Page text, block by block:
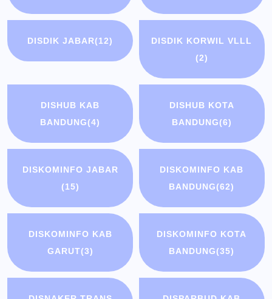
DISDIK JABAR(12)
DISDIK KORWIL VLLL
(2)
DISHUB KAB
BANDUNG(4)
DISHUB KOTA
BANDUNG(6)
DISKOMINFO JABAR
(15)
DISKOMINFO KAB
BANDUNG(62)
DISKOMINFO KAB
GARUT(3)
DISKOMINFO KOTA
BANDUNG(35)